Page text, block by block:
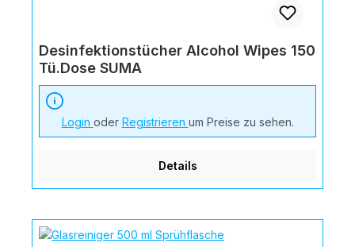
Desinfektionstücher Alcohol Wipes 150
Tü.Dose SUMA
Login oder Registrieren um Preise zu sehen.
Details